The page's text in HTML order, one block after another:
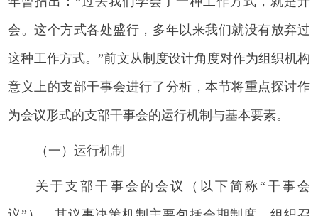
会。这个方式各处盛行，多年以来我们就没有放弃过
这种工作方式。”前文从制度设计角度对作为组织机构
意义上的支部干事会进行了分析，本节将重点探讨作
为会议形式的支部干事会的运行机制与基本要素。
（一）运行机制
关于支部干事会的会议（以下简称“干事会